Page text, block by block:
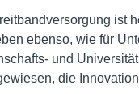
ist
ebenso, wie für
und
die